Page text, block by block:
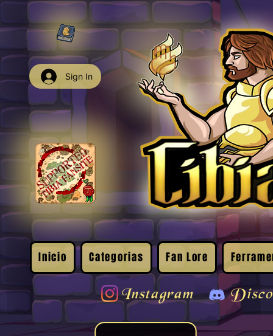
Sign In
Inicio Categorias Fan Lore
Instagram